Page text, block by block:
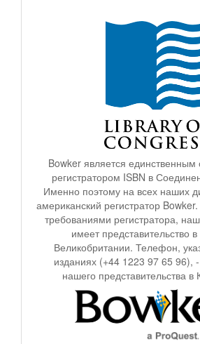
Bowker является
регистратором ISBN в
Именно поэтому на всех наших
американский регистратор
требованиями регистратора,
имеет представительство
Великобритании. Телефон,
изданиях (+44 1223 97 65 96),
нашего представительства